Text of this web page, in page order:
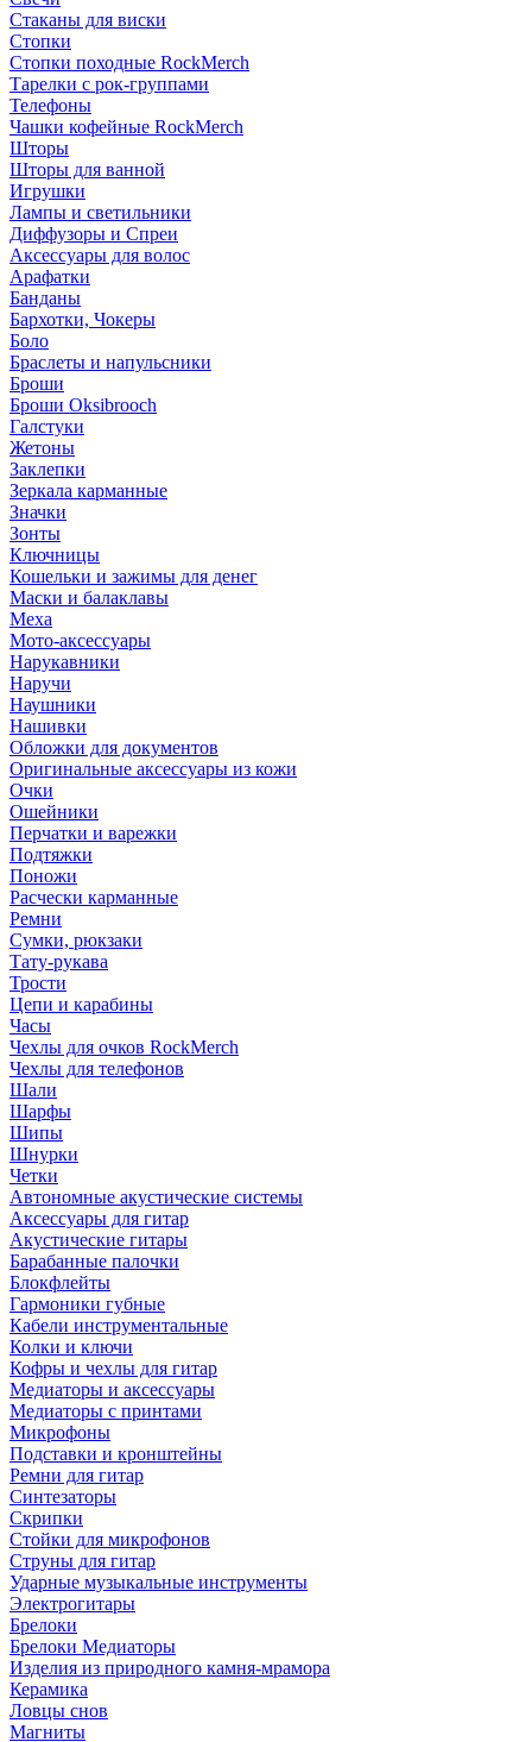
Стаканы для виски
Стопки
Стопки походные RockMerch
Тарелки с рок-группами
Телефоны
Чашки кофейные RockMerch
Шторы
Шторы для ванной
Игрушки
Лампы и светильники
Диффузоры и Спреи
Аксессуары для волос
Арафатки
Банданы
Бархотки, Чокеры
Боло
Браслеты и напульсники
Броши
Броши Oksibrooch
Галстуки
Жетоны
Заклепки
Зеркала карманные
Значки
Зонты
Ключницы
Кошельки и зажимы для денег
Маски и балаклавы
Меха
Мото-аксессуары
Нарукавники
Наручи
Наушники
Нашивки
Обложки для документов
Оригинальные аксессуары из кожи
Очки
Ошейники
Перчатки и варежки
Подтяжки
Поножи
Расчески карманные
Ремни
Сумки, рюкзаки
Тату-рукава
Трости
Цепи и карабины
Часы
Чехлы для очков RockMerch
Чехлы для телефонов
Шали
Шарфы
Шипы
Шнурки
Четки
Автономные акустические системы
Аксессуары для гитар
Акустические гитары
Барабанные палочки
Блокфлейты
Гармоники губные
Кабели инструментальные
Колки и ключи
Кофры и чехлы для гитар
Медиаторы и аксессуары
Медиаторы с принтами
Микрофоны
Подставки и кронштейны
Ремни для гитар
Синтезаторы
Скрипки
Стойки для микрофонов
Струны для гитар
Ударные музыкальные инструменты
Электрогитары
Брелоки
Брелоки Медиаторы
Изделия из природного камня-мрамора
Керамика
Ловцы снов
Магниты